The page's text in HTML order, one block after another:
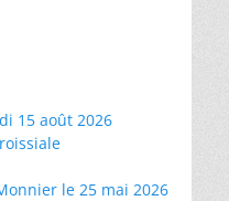
15 août 2026
le 25 mai 2026